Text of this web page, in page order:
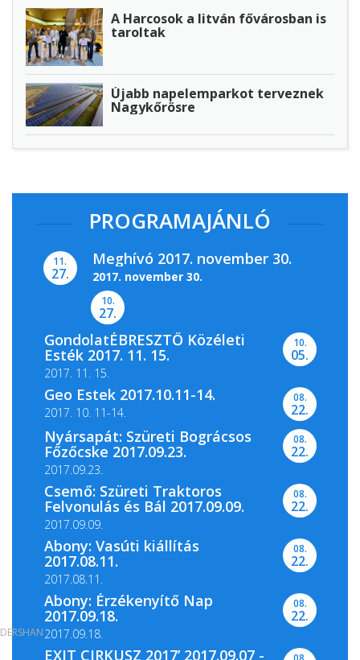
A Harcosok a litván fővárosban is
taroltak
Újabb napelemparkot terveznek
Nagykőrösre
PROGRAMAJÁNLÓ
11.
27.
Meghívó 2017. november 30.
2017. november 30.
A Magyar Nemzeti Levéltár Pest Megyei
Levéltára, valamint a...
10.
27.
GondolatÉBRESZTŐ Közéleti
Esték 2017. 11. 15.
2017. 11. 15.
10.
05.
Geo Estek 2017.10.11-14.
2017. 10. 11-14.
08.
22.
Nyársapát: Szüreti Bográcsos
Főzőcske 2017.09.23.
2017.09.23.
08.
22.
Csemő: Szüreti Traktoros
Felvonulás és Bál 2017.09.09.
2017.09.09.
08.
22.
Abony: Vasúti kiállítás
2017.08.11.
2017.08.11.
08.
22.
Abony: Érzékenyítő Nap
2017.09.18.
2017.09.18.
08.
22.
EXIT CIRKUSZ 2017’ 2017.09.07 -
DERSHAN